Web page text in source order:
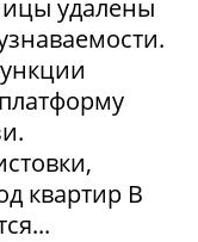
удалены
квартир В